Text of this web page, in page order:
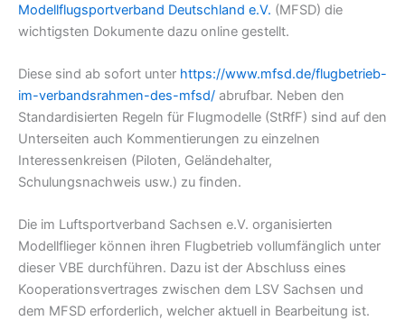
Modellflugsportverband Deutschland e.V. (MFSD) die
wichtigsten Dokumente dazu online gestellt.
Diese sind ab sofort unter https://www.mfsd.de/flugbetrieb-
im-verbandsrahmen-des-mfsd/ abrufbar. Neben den
Standardisierten Regeln für Flugmodelle (StRfF) sind auf den
Unterseiten auch Kommentierungen zu einzelnen
Interessenkreisen (Piloten, Geländehalter,
Schulungsnachweis usw.) zu finden.
Die im Luftsportverband Sachsen e.V. organisierten
Modellflieger können ihren Flugbetrieb vollumfänglich unter
dieser VBE durchführen. Dazu ist der Abschluss eines
Kooperationsvertrages zwischen dem LSV Sachsen und
dem MFSD erforderlich, welcher aktuell in Bearbeitung ist.